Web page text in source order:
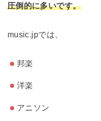
圧倒的に多いです。
music.jpでは、
邦楽
洋楽
アニソン